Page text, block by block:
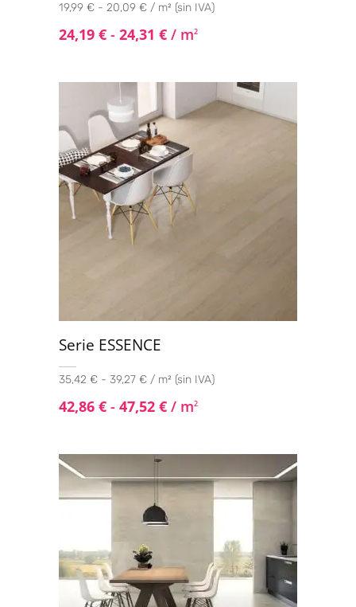
19,99 € - 20,09 € / m² (sin IVA)
24,19 € - 24,31 € / m2
Serie ESSENCE
35,42 € - 39,27 € / m² (sin IVA)
42,86 € - 47,52 € / m2